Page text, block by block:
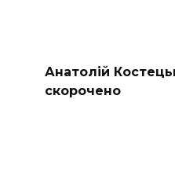
Анатолій
скорочено